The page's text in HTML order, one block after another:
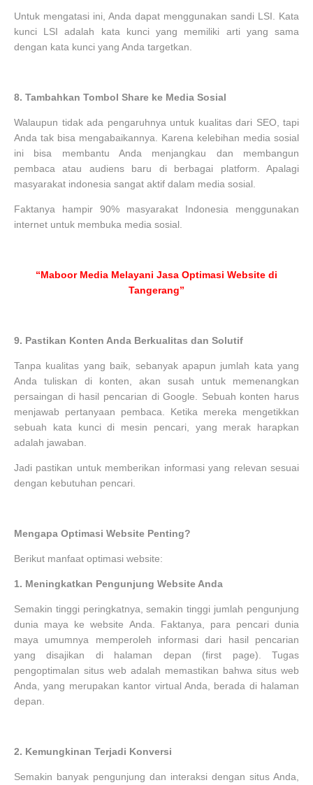
Untuk mengatasi ini, Anda dapat menggunakan sandi LSI. Kata
kunci LSI adalah kata kunci yang memiliki arti yang sama
dengan kata kunci yang Anda targetkan.
8. Tambahkan Tombol Share ke Media Sosial
Walaupun tidak ada pengaruhnya untuk kualitas dari SEO, tapi
Anda tak bisa mengabaikannya. Karena kelebihan media sosial
ini bisa membantu Anda menjangkau dan membangun
pembaca atau audiens baru di berbagai platform. Apalagi
masyarakat indonesia sangat aktif dalam media sosial.
Faktanya hampir 90% masyarakat Indonesia menggunakan
internet untuk membuka media sosial.
“Maboor Media Melayani Jasa Optimasi Website di
Tangerang”
9. Pastikan Konten Anda Berkualitas dan Solutif
Tanpa kualitas yang baik, sebanyak apapun jumlah kata yang
Anda tuliskan di konten, akan susah untuk memenangkan
persaingan di hasil pencarian di Google. Sebuah konten harus
menjawab pertanyaan pembaca. Ketika mereka mengetikkan
sebuah kata kunci di mesin pencari, yang merak harapkan
adalah jawaban.
Jadi pastikan untuk memberikan informasi yang relevan sesuai
dengan kebutuhan pencari.
Mengapa Optimasi Website Penting?
Berikut manfaat optimasi website:
1. Meningkatkan Pengunjung Website Anda
Semakin tinggi peringkatnya, semakin tinggi jumlah pengunjung
dunia maya ke website Anda. Faktanya, para pencari dunia
maya umumnya memperoleh informasi dari hasil pencarian
yang disajikan di halaman depan (first page). Tugas
pengoptimalan situs web adalah memastikan bahwa situs web
Anda, yang merupakan kantor virtual Anda, berada di halaman
depan.
2. Kemungkinan Terjadi Konversi
Semakin banyak pengunjung dan interaksi dengan situs Anda,